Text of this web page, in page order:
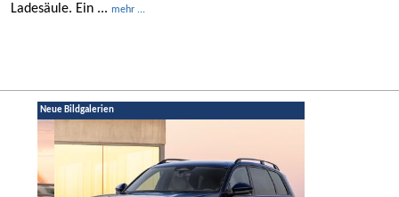
Ladesäule. Ein ... mehr ...
Neue Bildgalerien